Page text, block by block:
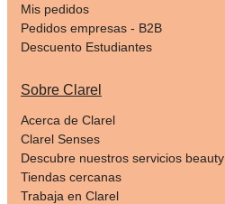
Mis pedidos
Pedidos empresas - B2B
Descuento Estudiantes
Sobre Clarel
Acerca de Clarel
Clarel Senses
Descubre nuestros servicios beauty
Tiendas cercanas
Trabaja en Clarel